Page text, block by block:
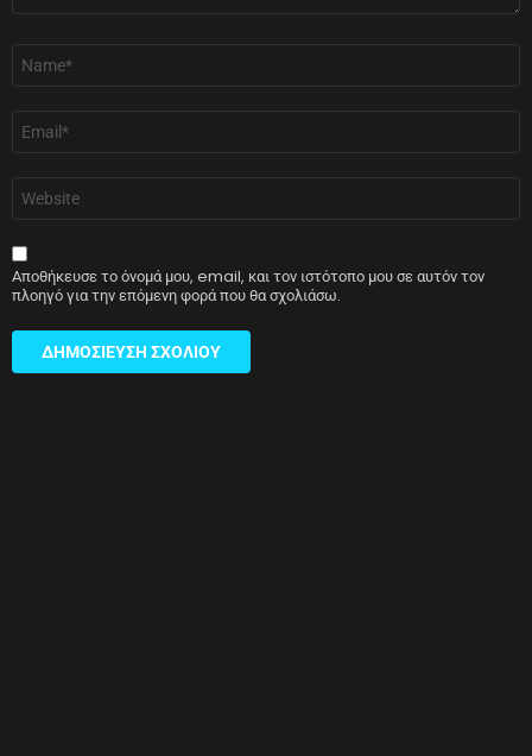
Όνομα
Email
Ιστότοπος
Αποθήκευσε το όνομά μου, email, και τον ιστότοπο μου σε αυτόν τον
πλοηγό για την επόμενη φορά που θα σχολιάσω.